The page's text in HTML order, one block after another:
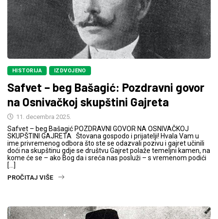
HISTORIJA IZDVOJENO
Safvet – beg Bašagić: Pozdravni govor
na Osnivačkoj skupštini Gajreta
11. decembra 2025.
Safvet – beg Bašagić POZDRAVNI GOVOR NA OSNIVAČKOJ
SKUPŠTINI GAJRETA Štovana gospodo i prijatelji! Hvala Vam u
ime privremenog odbora što ste se odazvali pozivu i gajret učinili
doći na skupštinu gdje se društvu Gajret polaže temeljni kamen, na
kome će se – ako Bog da i sreća nas posluži – s vremenom podići
[…]
PROČITAJ VIŠE